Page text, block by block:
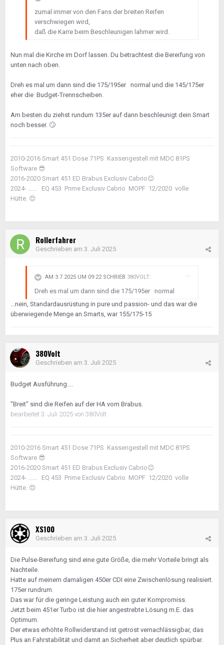
zumal immer von den Fans der breiten Reifen
verschwiegen wird,
daß die Karre beim Beschleunigen lahmer wird.
Nun mal die Kirche im Dorf lassen. Du betrachtest die Bereifung von
unten nach oben.
Dreh es mal um dann sind die 175/195er normal und die 145/175er
eher die Budget-Trennscheiben.
Am besten du ziehst rundum 135er auf dann beschleunigt dein Smart
noch besser. 🙄
2010-2016 Smart 451 Dose 71PS Kassengestell mit MDC 81PS
Software 😎
2016-2020 Smart 451 ED Brabus Exclusiv Cabrio😊
2024- ...... EQ 453 Prime Exclusiv Cabrio MOPF 12/2020 volle
Hütte. 😍
Rollerfahrer
Geschrieben am 3. Juli 2025
AM 3.7.2025 UM 09:22 SCHRIEB 380VOLT:
Dreh es mal um dann sind die 175/195er normal
...nein, Standardausrüstung in pure und passion- und das war die
überwiegende Menge an Smarts, war 155/175-15
380Volt
Geschrieben am 3. Juli 2025
Budget Ausführung....
"Breit" sind die Reifen auf der HA vom Brabus.
bearbeitet 3. Juli 2025 von 380Volt
2010-2016 Smart 451 Dose 71PS Kassengestell mit MDC 81PS
Software 😎
2016-2020 Smart 451 ED Brabus Exclusiv Cabrio😊
2024- ...... EQ 453 Prime Exclusiv Cabrio MOPF 12/2020 volle
Hütte. 😍
XS100
Geschrieben am 3. Juli 2025
Die Pulse-Bereifung sind eine gute Größe, die mehr Vorteile bringt als
Nachteile.
Hatte auf meinem damaligen 450er CDI eine Zwischenlösung realisiert.
175er rundrum.
Das war für die geringe Leistung auch ein guter Kompromiss.
Jetzt beim 451er Turbo ist die hier angestrebte Lösung m.E. das
Optimum.
Der etwas erhöhte Rollwiderstand ist getrost vernachlässigbar, das
Plus an Fahrstabilität und damit an Sicherheit aber deutlich spürbar.